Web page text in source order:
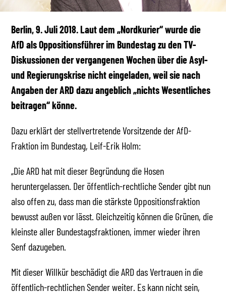
Berlin, 9. Juli 2018. Laut dem „Nordkurier“ wurde die
AfD als Oppositionsführer im Bundestag zu den TV-
Diskussionen der vergangenen Wochen über die Asyl-
und Regierungskrise nicht eingeladen, weil sie nach
Angaben der ARD dazu angeblich „nichts Wesentliches
beitragen“ könne.
Dazu erklärt der stellvertretende Vorsitzende der AfD-
Fraktion im Bundestag, Leif-Erik Holm:
„Die ARD hat mit dieser Begründung die Hosen
heruntergelassen. Der öffentlich-rechtliche Sender gibt nun
also offen zu, dass man die stärkste Oppositionsfraktion
bewusst außen vor lässt. Gleichzeitig können die Grünen, die
kleinste aller Bundestagsfraktionen, immer wieder ihren
Senf dazugeben.
Mit dieser Willkür beschädigt die ARD das Vertrauen in die
öffentlich-rechtlichen Sender weiter. Es kann nicht sein,